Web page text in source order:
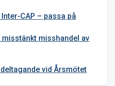
CAP – passa på
misshandel av
vid Årsmötet